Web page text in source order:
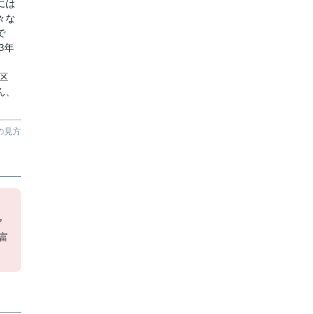
は
な
年
見方